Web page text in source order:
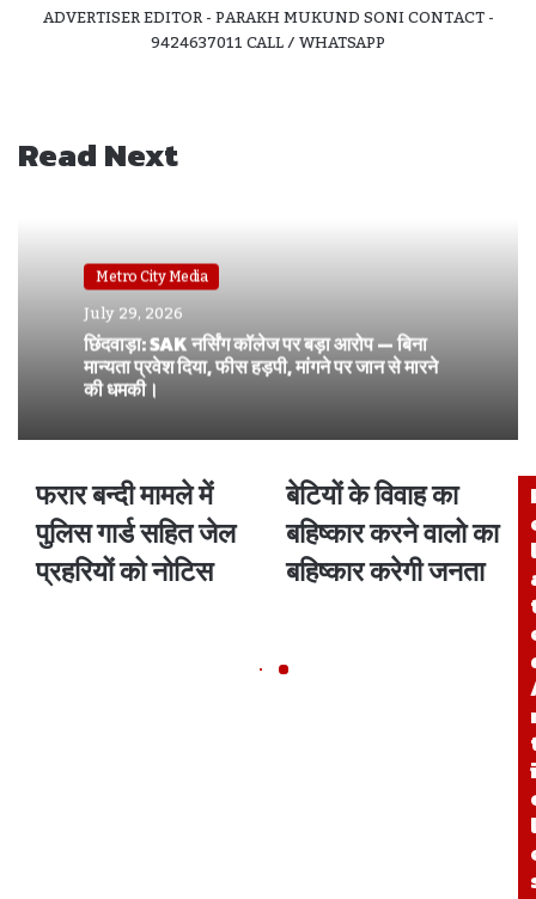
ADVERTISER EDITOR - PARAKH MUKUND SONI CONTACT -
9424637011 CALL / WHATSAPP
Read Next
Metro City Media
July 29, 2026
छिंदवाड़ा: SAK नर्सिंग कॉलेज पर बड़ा आरोप — बिना
मान्यता प्रवेश दिया, फीस हड़पी, मांगने पर जान से मारने
की धमकी।
फरार बन्दी मामले में
पुलिस गार्ड सहित जेल
प्रहरियों को नोटिस
बेटियों के विवाह का
बहिष्कार करने वालो का
बहिष्कार करेगी जनता
I